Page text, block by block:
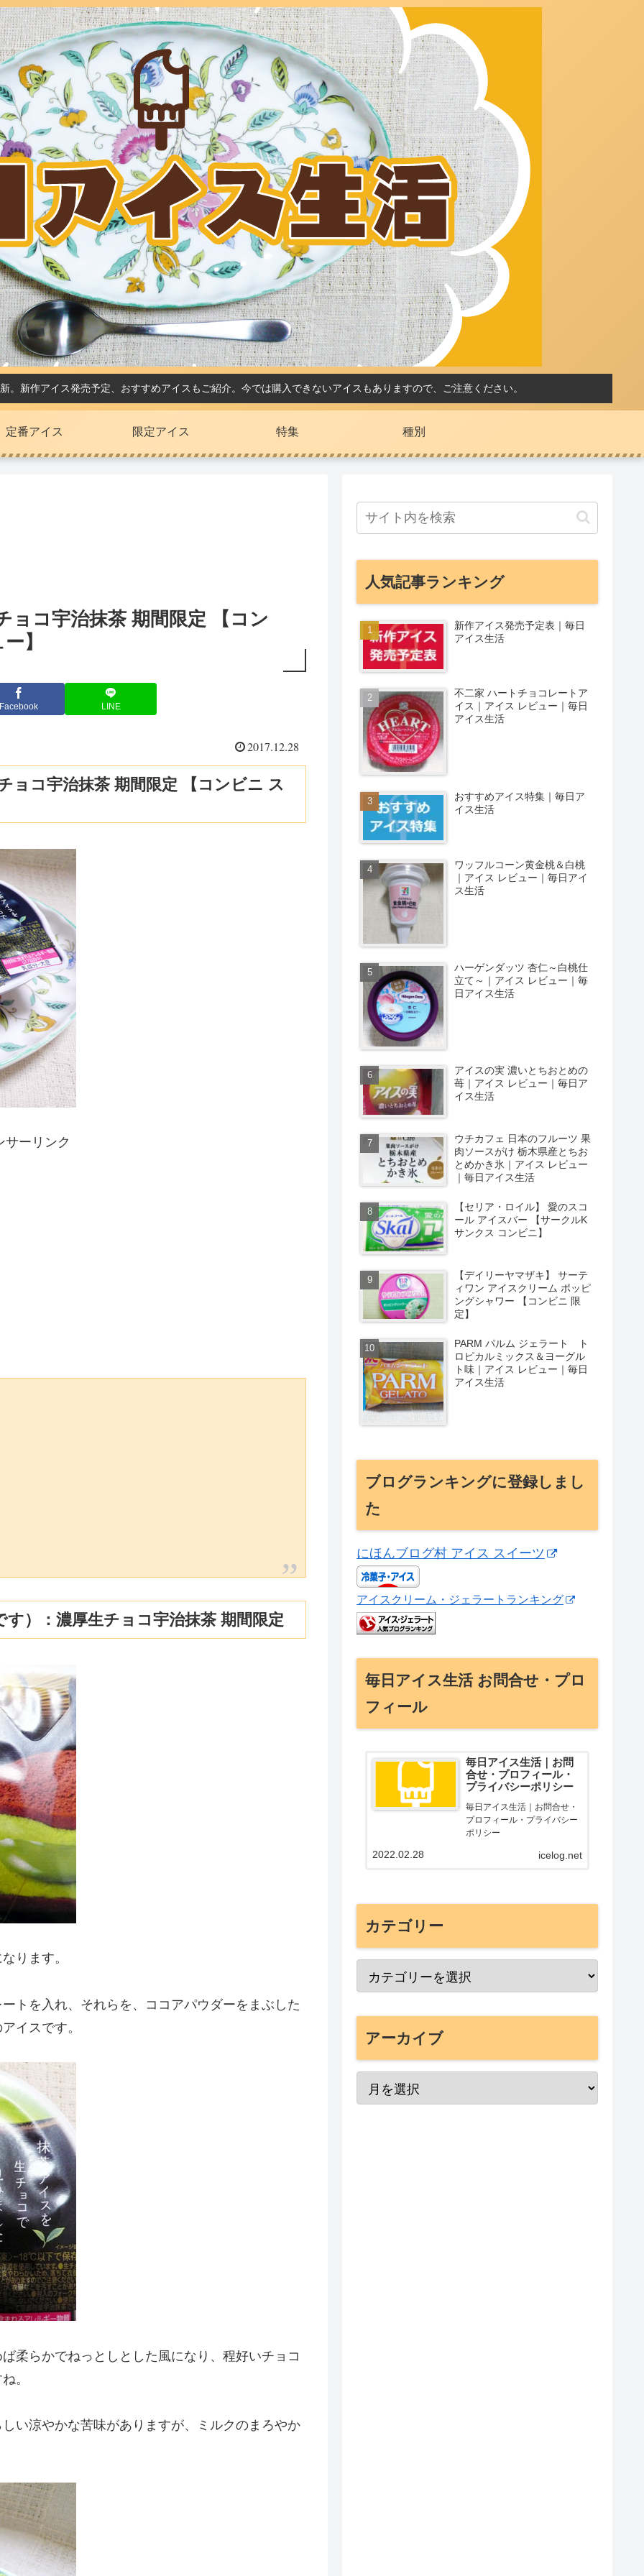
。新作アイス発売予定、おすすめアイスもご紹介。今では購入できないアイスもありますので、ご注意ください。
定番アイス 限定アイス 特集 種別
ョコ宇治抹茶 期間限定 【コン
】
Facebook LINE
2017.12.28
ョコ宇治抹茶 期間限定 【コンビニ ス
サーリンク
）：濃厚生チョコ宇治抹茶 期間限定
ります。
トを入れ、それらを、ココアパウダーをまぶした
イスです。
柔らかでねっとしとした風になり、程好いチョコ
。
い涼やかな苦味がありますが、ミルクのまろやか
人気記事ランキング
新作アイス発売予定表｜毎日
アイス生活
不二家 ハートチョコレートア
イス｜アイス レビュー｜毎日
アイス生活
おすすめアイス特集｜毎日ア
イス生活
ワッフルコーン黄金桃＆白桃
｜アイス レビュー｜毎日アイ
ス生活
ハーゲンダッツ 杏仁～白桃仕
立て～｜アイス レビュー｜毎
日アイス生活
アイスの実 濃いとちおとめの
苺｜アイス レビュー｜毎日ア
イス生活
ウチカフェ 日本のフルーツ 果
肉ソースがけ 栃木県産とちお
とめかき氷｜アイス レビュー
｜毎日アイス生活
【セリア・ロイル】 愛のスコ
ール アイスバー 【サークルK
サンクス コンビニ】
【デイリーヤマザキ】 サーテ
ィワン アイスクリーム ポッピ
ングシャワー 【コンビニ 限
定】
PARM パルム ジェラート ト
ロピカルミックス＆ヨーグル
ト味｜アイス レビュー｜毎日
アイス生活
ブログランキングに登録しまし
た
にほんブログ村 アイス スイーツ
アイスクリーム・ジェラートランキング
毎日アイス生活 お問合せ・プロ
フィール
毎日アイス生活｜お問
合せ・プロフィール・
プライバシーポリシー
毎日アイス生活｜お問合せ・
プロフィール・プライバシー
ポリシー
icelog.net
2022.02.28
カテゴリー
アーカイブ